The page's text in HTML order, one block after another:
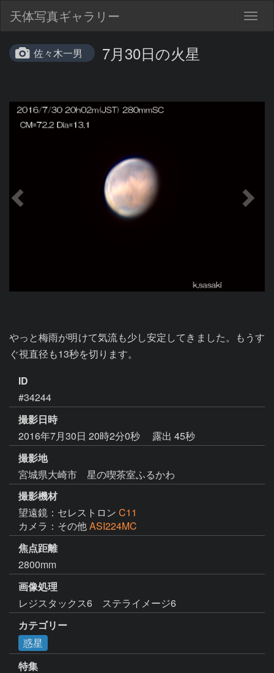
天体写真ギャラリー
佐々木一男 7月30日の火星
やっと梅雨が明けて気流も少し安定してきました。もうす
ぐ視直径も13秒を切ります。
ID
#34244
撮影日時
2016年7月30日 20時2分0秒
露出 45秒
撮影地
宮城県大崎市 星の喫茶室ふるかわ
撮影機材
望遠鏡：セレストロン C11
カメラ：その他ASI224MC
焦点距離
2800mm
画像処理
レジスタックス6　ステライメージ6
カテゴリー
惑星
特集